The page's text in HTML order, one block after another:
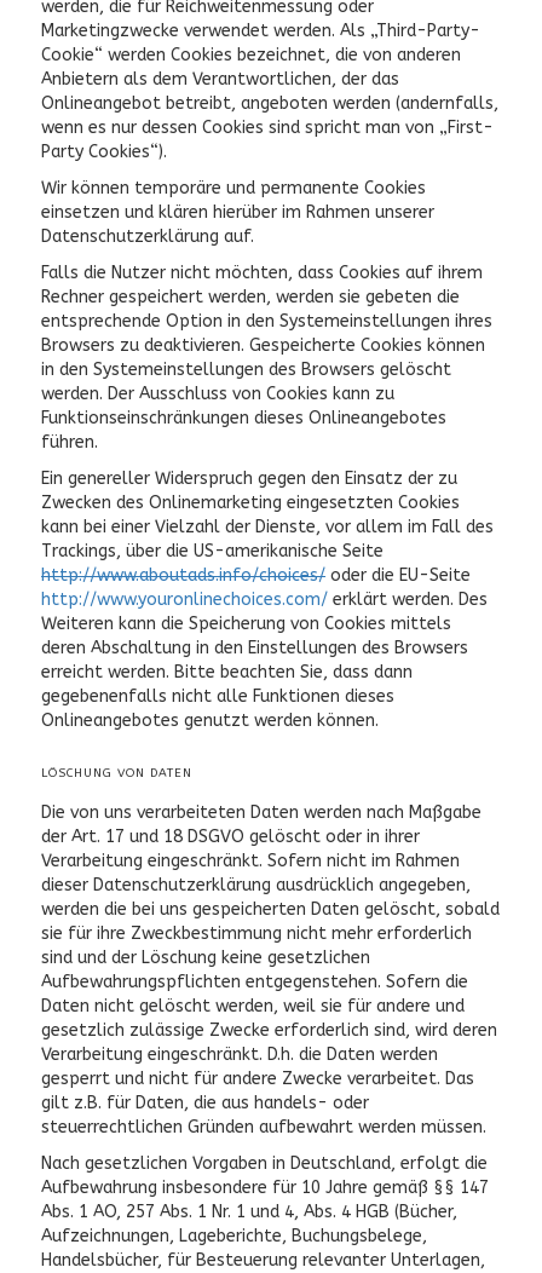
werden, die für Reichweitenmessung oder
Marketingzwecke verwendet werden. Als „Third-Party-
Cookie“ werden Cookies bezeichnet, die von anderen
Anbietern als dem Verantwortlichen, der das
Onlineangebot betreibt, angeboten werden (andernfalls,
wenn es nur dessen Cookies sind spricht man von „First-
Party Cookies“).
Wir können temporäre und permanente Cookies
einsetzen und klären hierüber im Rahmen unserer
Datenschutzerklärung auf.
Falls die Nutzer nicht möchten, dass Cookies auf ihrem
Rechner gespeichert werden, werden sie gebeten die
entsprechende Option in den Systemeinstellungen ihres
Browsers zu deaktivieren. Gespeicherte Cookies können
in den Systemeinstellungen des Browsers gelöscht
werden. Der Ausschluss von Cookies kann zu
Funktionseinschränkungen dieses Onlineangebotes
führen.
Ein genereller Widerspruch gegen den Einsatz der zu
Zwecken des Onlinemarketing eingesetzten Cookies
kann bei einer Vielzahl der Dienste, vor allem im Fall des
Trackings, über die US-amerikanische Seite
http://www.aboutads.info/choices/ oder die EU-Seite
http://www.youronlinechoices.com/ erklärt werden. Des
Weiteren kann die Speicherung von Cookies mittels
deren Abschaltung in den Einstellungen des Browsers
erreicht werden. Bitte beachten Sie, dass dann
gegebenenfalls nicht alle Funktionen dieses
Onlineangebotes genutzt werden können.
LÖSCHUNG VON DATEN
Die von uns verarbeiteten Daten werden nach Maßgabe
der Art. 17 und 18 DSGVO gelöscht oder in ihrer
Verarbeitung eingeschränkt. Sofern nicht im Rahmen
dieser Datenschutzerklärung ausdrücklich angegeben,
werden die bei uns gespeicherten Daten gelöscht, sobald
sie für ihre Zweckbestimmung nicht mehr erforderlich
sind und der Löschung keine gesetzlichen
Aufbewahrungspflichten entgegenstehen. Sofern die
Daten nicht gelöscht werden, weil sie für andere und
gesetzlich zulässige Zwecke erforderlich sind, wird deren
Verarbeitung eingeschränkt. D.h. die Daten werden
gesperrt und nicht für andere Zwecke verarbeitet. Das
gilt z.B. für Daten, die aus handels- oder
steuerrechtlichen Gründen aufbewahrt werden müssen.
Nach gesetzlichen Vorgaben in Deutschland, erfolgt die
Aufbewahrung insbesondere für 10 Jahre gemäß §§ 147
Abs. 1 AO, 257 Abs. 1 Nr. 1 und 4, Abs. 4 HGB (Bücher,
Aufzeichnungen, Lageberichte, Buchungsbelege,
Handelsbücher, für Besteuerung relevanter Unterlagen,